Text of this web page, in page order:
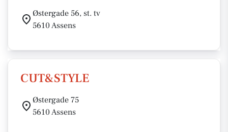
Østergade 56, st. tv
5610 Assens
CUT&STYLE
Østergade 75
5610 Assens